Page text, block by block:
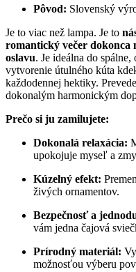
Pôvod: Slovenský
Je to viac než lampa. Je to
romantický večer dokonca
oslavu. Je ideálna do
vytvorenie útulného kúta
každodennej hektiky.
dokonalým harmonickým
Prečo si ju zamilujete:
Dokonalá relaxácia:
upokojuje myseľ a
Kúzelný efekt:
živých ornamentov.
Bezpečnosť a
vám jedna čajová
Prírodný materiál:
možnosťou výberu